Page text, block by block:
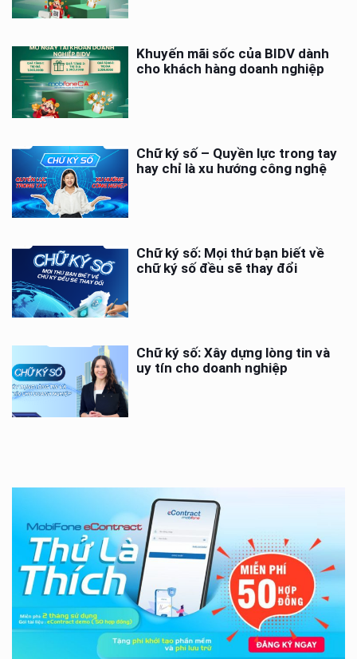
Khuyến mãi sốc của BIDV dành
cho khách hàng doanh nghiệp
Chữ ký số – Quyền lực trong tay
hay chỉ là xu hướng công nghệ
Chữ ký số: Mọi thứ bạn biết về
chữ ký số đều sẽ thay đổi
Chữ ký số: Xây dựng lòng tin và
uy tín cho doanh nghiệp